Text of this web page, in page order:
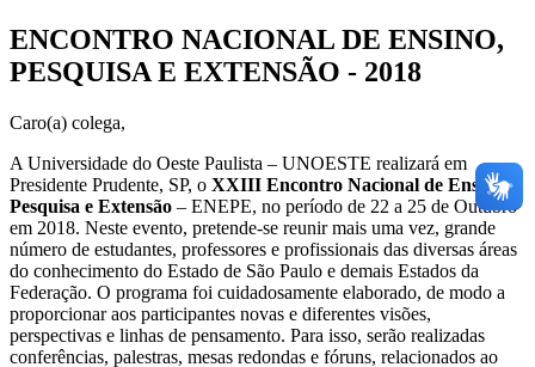
ENCONTRO NACIONAL DE ENSINO,
PESQUISA E EXTENSÃO - 2018
Caro(a) colega,
A Universidade do Oeste Paulista – UNOESTE realizará em
Presidente Prudente, SP, o XXIII Encontro Nacional de Ensino,
Pesquisa e Extensão – ENEPE, no período de 22 a 25 de Outubro
em 2018. Neste evento, pretende-se reunir mais uma vez, grande
número de estudantes, professores e profissionais das diversas áreas
do conhecimento do Estado de São Paulo e demais Estados da
Federação. O programa foi cuidadosamente elaborado, de modo a
proporcionar aos participantes novas e diferentes visões,
perspectivas e linhas de pensamento. Para isso, serão realizadas
conferências, palestras, mesas redondas e fóruns, relacionados ao